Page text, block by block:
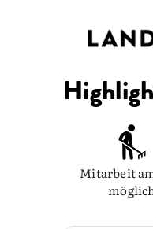
Mitarbeit